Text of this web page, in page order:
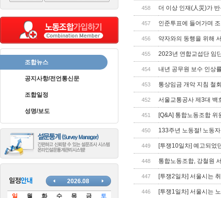
조합뉴스
공지사항/전언통신문
조합일정
성명/보도
사
장
나
마
그
458 더 이상 인재(人災)가
457 인준투표에 들어가며
456 약자와의 동행을 위해
455 2023년 연합교섭단 임
454 내년 공무원 보수 인상
453 통상임금 개악 지침 철
452 서울교통공사 제3대
451 [Q&A] 통합노동조합
450 133주년 노동절! 노동
449 [투쟁10일차] 예고되
448 통합노동조합, 강철원
447 [투쟁2일차] 서울시는
446 [투쟁1일차] 서울시는